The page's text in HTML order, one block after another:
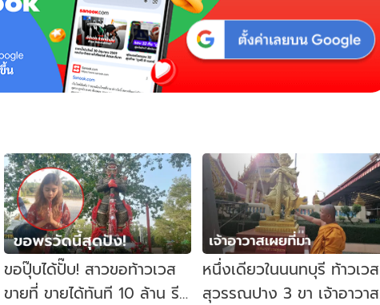
ขอปุ๊บได้ปั๊บ! สาวขอท้าวเวส
ขายที่ ขายได้ทันที 10 ล้าน รีบ
หนึ่งเดียวในนนทบุรี ท้าวเวส
สุวรรณปาง 3 ขา เจ้าอาวาส